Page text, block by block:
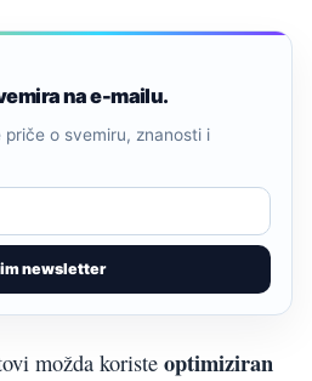
na e-mailu.
newsletter
o svemiru, znanosti i
možda koriste optimiziran